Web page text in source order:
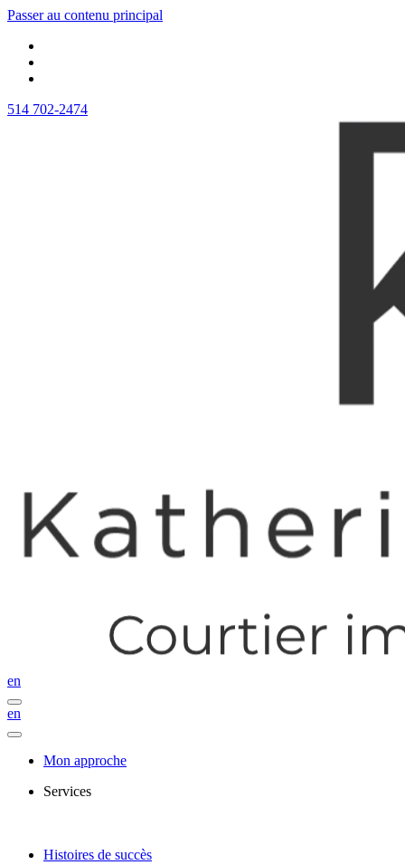
Passer au contenu principal
514 702-2474
en
en
Mon approche
Services
Histoires de succès